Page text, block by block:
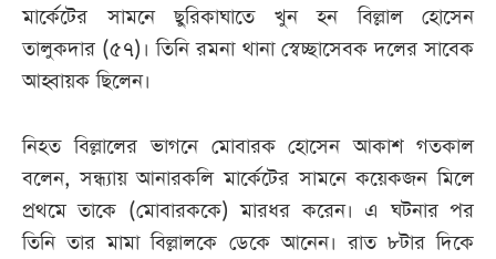
মার্কেটের সামনে ছুরিকাঘাতে খুন হন বিল্লাল হোসেন
তালুকদার (৫৭)। তিনি রমনা থানা স্বেচ্ছাসেবক দলের সাবেক
আহ্বায়ক ছিলেন।
নিহত বিল্লালের ভাগনে মোবারক হোসেন আকাশ গতকাল
বলেন, সন্ধ্যায় আনারকলি মার্কেটের সামনে কয়েকজন মিলে
প্রথমে তাকে (মোবারককে) মারধর করেন। এ ঘটনার পর
তিনি তার মামা বিল্লালকে ডেকে আনেন। রাত ৮টার দিকে